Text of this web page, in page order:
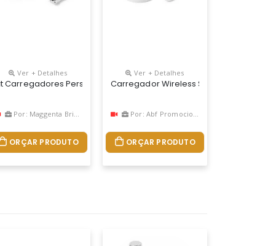
Com Bolsa Eva.
Sem Fio
Preto Com Divisórias. Contém: Um Carregador Portátil Usb (power
Ver + Detalhes
Carregadores Personalizado
Por: Maggenta Brindes
ORÇAR PRODUTO
Ver + Detalhes
Carregador Wireless Super Rápido Em
Por: Abf Promocional
ORÇAR PRODUTO